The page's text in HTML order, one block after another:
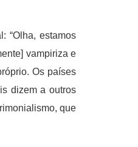
“Olha, estamos
vampiriza e
Os países
dizem a outros
que